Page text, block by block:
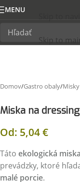
Skip to
Skip to
MENU
Domov/Gastro obaly/Misky
Miska na
Od: 5,04€
Táto ekologická
prevádzky, ktoré
malé porcie.